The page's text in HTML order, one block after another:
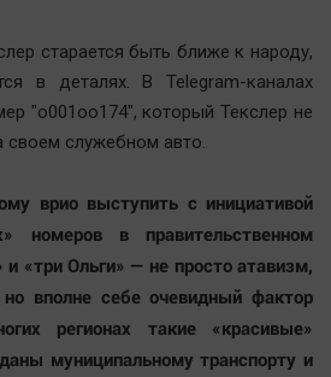
старается быть ближе к народу,
в деталях. В Telegram-каналах
"о001оо174", который Текслер не
своем служебном авто.
врио выступить с инициативой
номеров в правительственном
«три Ольги» — не просто атавизм,
вполне себе очевидный фактор
регионах такие «красивые»
муниципальному транспорту и